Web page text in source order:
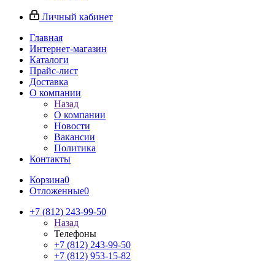
Личный кабинет
Главная
Интернет-магазин
Каталоги
Прайс-лист
Доставка
О компании
Назад
О компании
Новости
Вакансии
Политика
Контакты
Корзина0
Отложенные0
+7 (812) 243-99-50
Назад
Телефоны
+7 (812) 243-99-50
+7 (812) 953-15-82